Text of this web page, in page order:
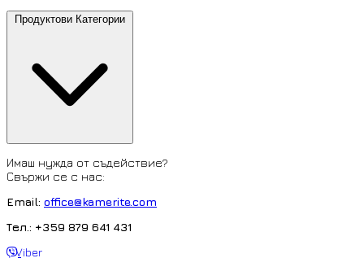
Продуктови Категории
Имаш нужда от съдействие?
Свържи се с нас:
Email: office@kamerite.com
Тел.: +359 879 641 431
Viber